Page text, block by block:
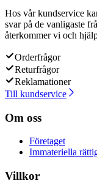
Hos vår kundservice
svar på de vanligaste
återkommer vi och
Orderfrågor
Returfrågor
Reklamationer
Till kundservice
Om oss
Företaget
Immateriella
Villkor